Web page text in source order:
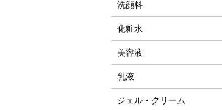
洗顔料
化粧水
美容液
乳液
ジェル・クリーム